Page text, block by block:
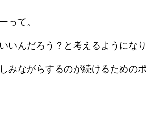
って。
んだろう？と考えるようになり
ながらするのが続けるためのポ